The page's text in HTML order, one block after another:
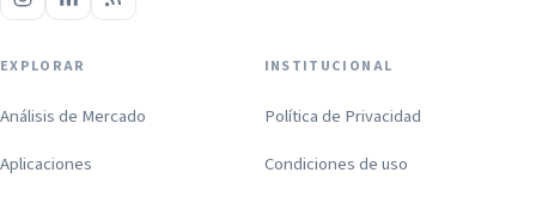
EXPLORAR
Análisis de Mercado
Aplicaciones
INSTITUCIONAL
Política de Privacidad
Condiciones de uso